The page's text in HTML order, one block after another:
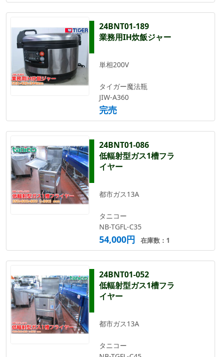
24BNT01-189
業務用IH炊飯ジャー
単相200V
タイガー魔法瓶
JIW-A360
完売
24BNT01-086
低輻射型ガス1槽フラ
イヤー
都市ガス13A
タニコー
NB-TGFL-C35
54,000円 在庫数：1
24BNT01-052
低輻射型ガス1槽フラ
イヤー
都市ガス13A
タニコー